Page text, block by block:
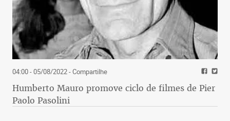
04:00 - 05/08/2022- Compartilhe
Humberto Mauro promove ciclo de filmes de Pier
Paolo Pasolini